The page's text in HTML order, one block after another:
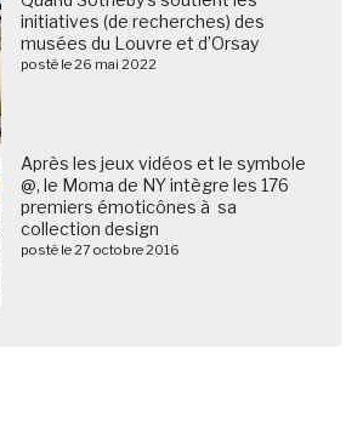
initiatives (de recherches) des
musées du Louvre et d’Orsay
posté le 26 mai 2022
Après les jeux vidéos et le symbole
@, le Moma de NY intègre les 176
premiers émoticônes à sa
collection design
posté le 27 octobre 2016